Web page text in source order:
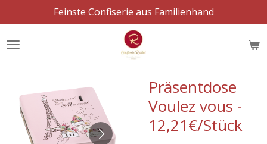
Hauptinhalt
springen
Feinste Confiserie aus Familienhand
Präsentdose
Voulez vous -
12,21€/Stück